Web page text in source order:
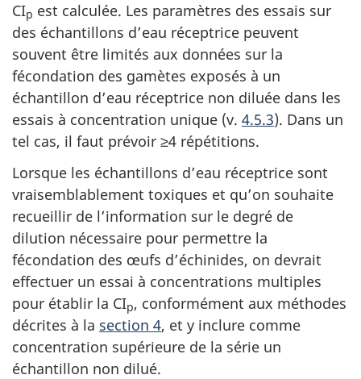
CIp est calculée. Les paramètres des essais sur
des échantillons d’eau réceptrice peuvent
souvent être limités aux données sur la
fécondation des gamètes exposés à un
échantillon d’eau réceptrice non diluée dans les
essais à concentration unique (v. 4.5.3). Dans un
tel cas, il faut prévoir ≥4 répétitions.
Lorsque les échantillons d’eau réceptrice sont
vraisemblablement toxiques et qu’on souhaite
recueillir de l’information sur le degré de
dilution nécessaire pour permettre la
fécondation des œufs d’échinides, on devrait
effectuer un essai à concentrations multiples
pour établir la CIp, conformément aux méthodes
décrites à la section 4, et y inclure comme
concentration supérieure de la série un
échantillon non dilué.